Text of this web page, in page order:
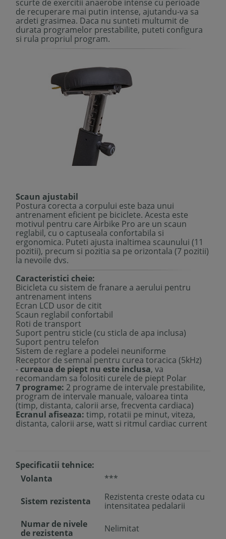
scurte de exercitii anaerobe intense cu perioade
de recuperare mai putin intense, ajutandu-va sa
ardeti grasimea. Daca nu sunteti multumit de
durata programelor prestabilite, puteti configura
si rula propriul program.
Scaun ajustabil
Postura corecta a corpului este baza unui
antrenament eficient pe biciclete. Acesta este
motivul pentru care Airbike Pro are un scaun
reglabil, cu o captuseala confortabila si
ergonomica. Puteti ajusta inaltimea scaunului (11
pozitii), precum si pozitia sa pe orizontala (7 pozitii)
la nevoile dvs.
Caracteristici cheie:
Bicicleta cu sistem de franare a aerului pentru
antrenament intens
Ecran LCD usor de citit
Scaun reglabil confortabil
Roti de transport
Suport pentru sticle (cu sticla de apa inclusa)
Suport pentru telefon
Sistem de reglare a podelei neuniforme
Receptor de semnal pentru curea toracica (5kHz)
-cureaua de piept nu este inclusa, va
recomandam sa folositi curele de piept Polar
7 programe: 2 programe de intervale prestabilite,
program de intervale manuale, valoarea tinta
(timp, distanta, calorii arse, frecventa cardiaca)
Ecranul afiseaza: timp, rotatii pe minut, viteza,
distanta, calorii arse, watt si ritmul cardiac current
Specificatii tehnice:
Volanta
***
Sistem rezistenta
Rezistenta creste odata cu
intensitatea pedalarii
Numar de nivele
de rezistenta
Nelimitat